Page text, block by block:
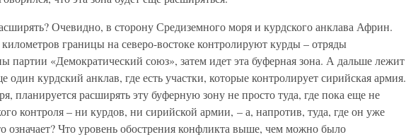
Очевидно, в сторону Средиземного моря и курдского анклава Африн.
километров границы на северо-востоке контролируют курды – отряды
партии «Демократический союз», затем идет эта буферная зона. А дальше лежит
один курдский анклав, где есть участки, которые контролирует сирийская армия.
планируется расширять эту буферную зону не просто туда, где пока еще не
контроля – ни курдов, ни сирийской армии, – а, напротив, туда, где он уже
означает? Что уровень обострения конфликта выше, чем можно было